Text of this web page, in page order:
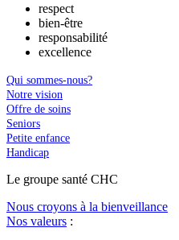
respect
bien-être
responsabilité
excellence
Qui sommes-nous?
Notre vision
Offre de soins
Seniors
Petite enfance
Handicap
Le groupe santé CHC
Nous croyons à la bienveillance
Nos valeurs :